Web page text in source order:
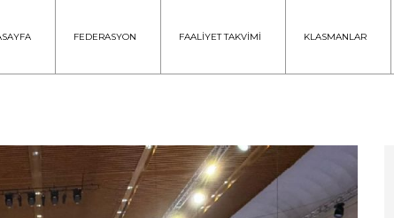
FEDERASYON FAALİYET TAKVİMİ KLASMANLAR